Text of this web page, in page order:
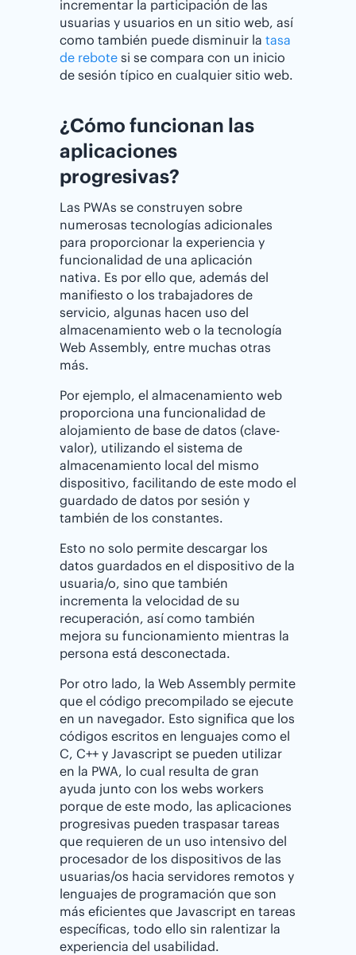
incrementar la participación de las
usuarias y usuarios en un sitio web, así
como también puede disminuir la tasa
de rebote si se compara con un inicio
de sesión típico en cualquier sitio web.
¿Cómo funcionan las
aplicaciones
progresivas?
Las PWAs se construyen sobre
numerosas tecnologías adicionales
para proporcionar la experiencia y
funcionalidad de una aplicación
nativa. Es por ello que, además del
manifiesto o los trabajadores de
servicio, algunas hacen uso del
almacenamiento web o la tecnología
Web Assembly, entre muchas otras
más.
Por ejemplo, el almacenamiento web
proporciona una funcionalidad de
alojamiento de base de datos (clave-
valor), utilizando el sistema de
almacenamiento local del mismo
dispositivo, facilitando de este modo el
guardado de datos por sesión y
también de los constantes.
Esto no solo permite descargar los
datos guardados en el dispositivo de la
usuaria/o, sino que también
incrementa la velocidad de su
recuperación, así como también
mejora su funcionamiento mientras la
persona está desconectada.
Por otro lado, la Web Assembly permite
que el código precompilado se ejecute
en un navegador. Esto significa que los
códigos escritos en lenguajes como el
C, C++ y Javascript se pueden utilizar
en la PWA, lo cual resulta de gran
ayuda junto con los webs workers
porque de este modo, las aplicaciones
progresivas pueden traspasar tareas
que requieren de un uso intensivo del
procesador de los dispositivos de las
usuarias/os hacia servidores remotos y
lenguajes de programación que son
más eficientes que Javascript en tareas
específicas, todo ello sin ralentizar la
experiencia del usabilidad.